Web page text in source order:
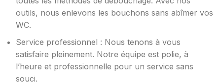
outils, nous enlevons les bouchons sans abîmer vos
WC.
Service professionnel : Nous tenons à vous
satisfaire pleinement. Notre équipe est polie, à
l’heure et professionnelle pour un service sans
souci.